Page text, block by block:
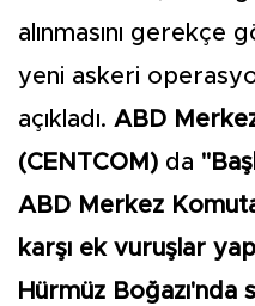
alınmasını
yeni askeri
açıkladı. ABD
(CENTCOM) da
ABD Merkez
karşı ek vuruşlar
Hürmüz Boğazı'nda